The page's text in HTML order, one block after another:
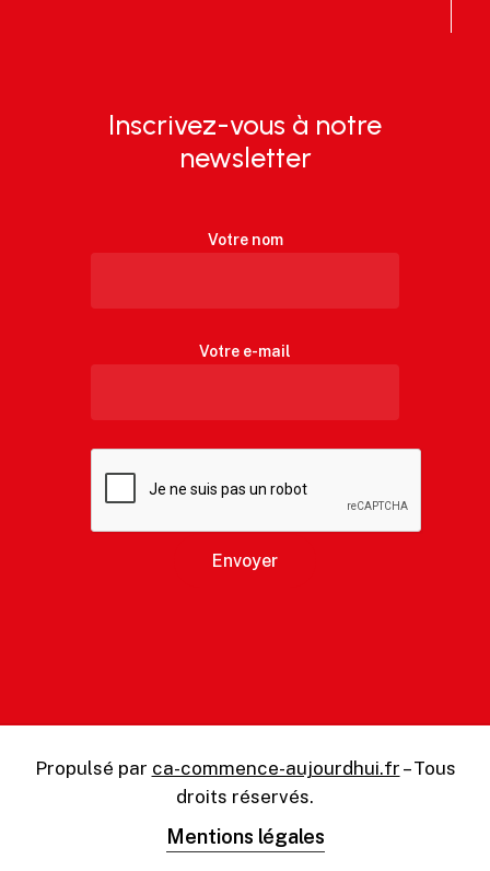
Inscrivez-vous à notre
newsletter
Votre nom
Votre e-mail
Propulsé par ca-commence-aujourdhui.fr – Tous
droits réservés.
Mentions légales